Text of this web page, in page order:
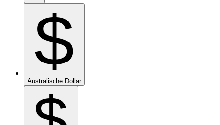
$
Australische Dollar